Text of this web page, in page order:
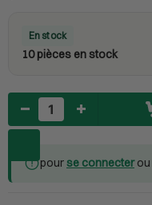
En stock
10 pièces en stock
Nombre
pourse connecterou